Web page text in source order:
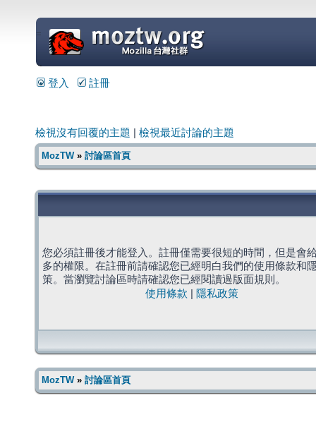
=
登入 註冊
檢視沒有回覆的主題 檢視最近討論的主題
MozTW» 討論區首頁
您必須註冊後才能登入。註冊僅需要很短的時間，但是會
多的權限。在註冊前請確認您已經明白我們的使用條款和
策。當瀏覽討論區時請確認您已經閱讀過版面規則。
使用條款
隱私政策
MozTW» 討論區首頁